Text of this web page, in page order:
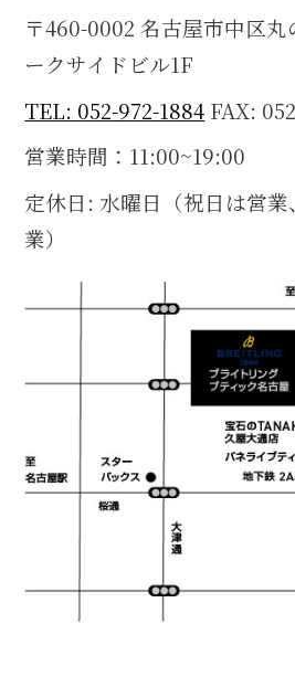
〒460-0002 名古屋市中区丸
ークサイドビル1F
TEL: 052-972-1884 FAX:
営業時間：11:00~19:00
定休日: 水曜日（祝日は営
業）